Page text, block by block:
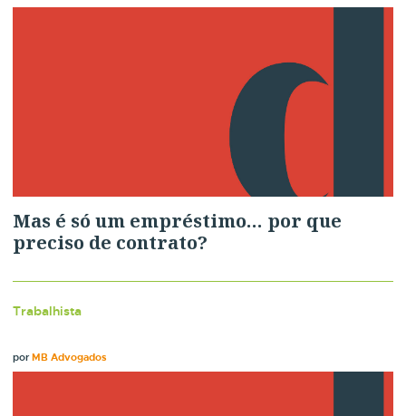
Mas é só um empréstimo… por que
preciso de contrato?
Trabalhista
porMB Advogados